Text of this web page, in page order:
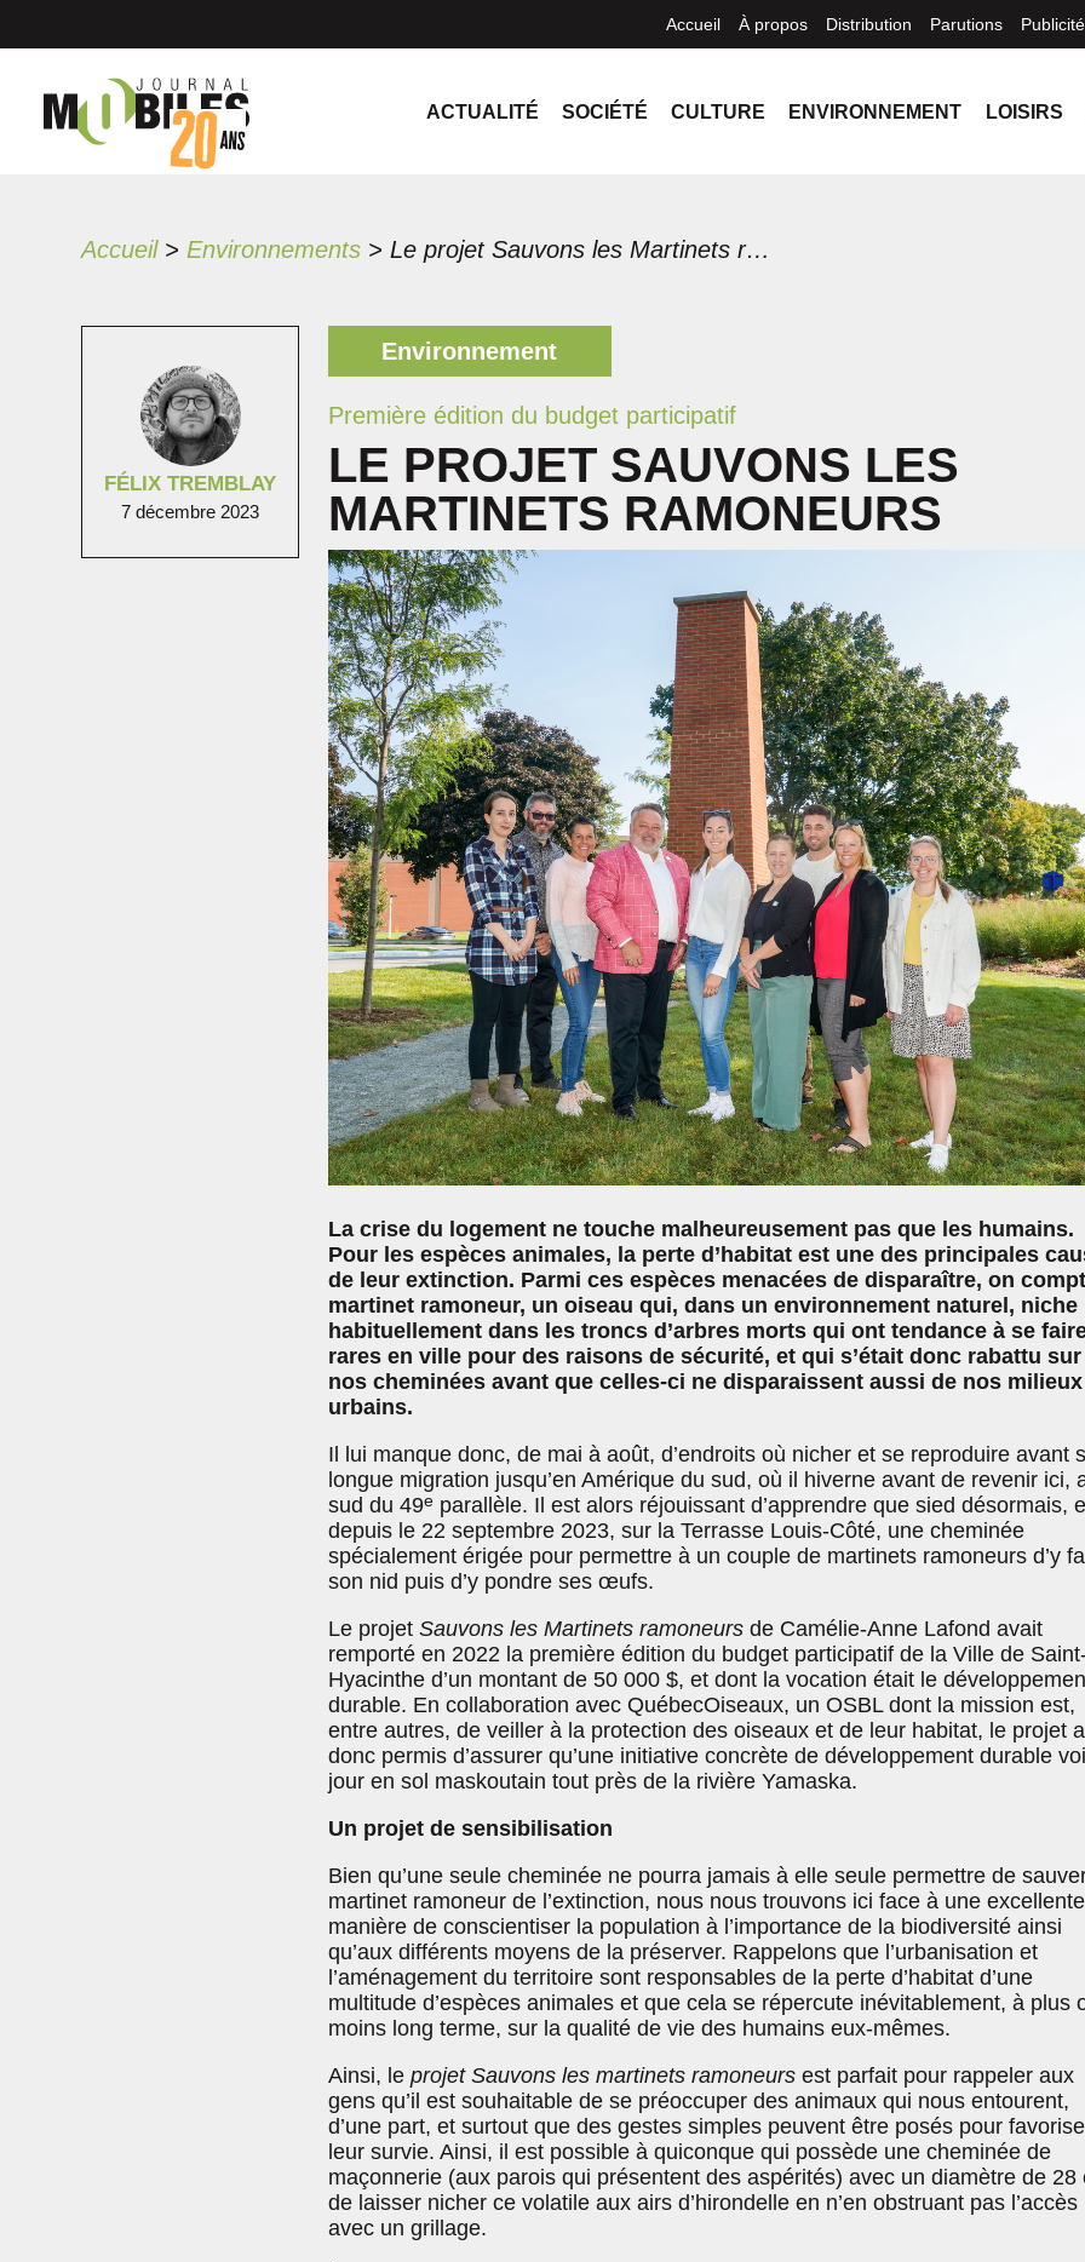
Accueil À propos Distribution Parutions Publicité
ACTUALITÉ SOCIÉTÉ CULTURE ENVIRONNEMENT LOISIRS
Accueil> Environnements > Le projet Sauvons les Martinets ramoneurs
FÉLIX TREMBLAY
7 décembre 2023
Environnement
Première édition du budget participatif
LE PROJET SAUVONS LES
MARTINETS RAMONEURS
La crise du logement ne touche malheureusement pas que les humains.
Pour les espèces animales, la perte d’habitat est une des principales
de leur extinction. Parmi ces espèces menacées de disparaître, on
martinet ramoneur, un oiseau qui, dans un environnement naturel, niche
habituellement dans les troncs d’arbres morts qui ont tendance à se
rares en ville pour des raisons de sécurité, et qui s’était donc rabattu sur
nos cheminées avant que celles-ci ne disparaissent aussi de nos milieux
urbains.
Il lui manque donc, de mai à août, d’endroits où nicher et se reproduire avant
longue migration jusqu’en Amérique du sud, où il hiverne avant de revenir ici,
sud du 49eparallèle. Il est alors réjouissant d’apprendre que sied désormais,
depuis le 22 septembre 2023, sur la Terrasse Louis-Côté, une cheminée
spécialement érigée pour permettre à un couple de martinets ramoneurs d’y
son nid puis d’y pondre ses œufs.
Le projet Sauvons les Martinets ramoneursde Camélie-Anne Lafond avait
remporté en 2022 la première édition du budget participatif de la Ville de
Hyacinthe d’un montant de 50 000 $, et dont la vocation était le
durable. En collaboration avec QuébecOiseaux, un OSBL dont la mission est,
entre autres, de veiller à la protection des oiseaux et de leur habitat, le projet a
donc permis d’assurer qu’une initiative concrète de développement durable
jour en sol maskoutain tout près de la rivière Yamaska.
Un projet de sensibilisation
Bien qu’une seule cheminée ne pourra jamais à elle seule permettre de
martinet ramoneur de l’extinction, nous nous trouvons ici face à une excellente
manière de conscientiser la population à l’importance de la biodiversité ainsi
qu’aux différents moyens de la préserver. Rappelons que l’urbanisation et
l’aménagement du territoire sont responsables de la perte d’habitat d’une
multitude d’espèces animales et que cela se répercute inévitablement, à plus
moins long terme, sur la qualité de vie des humains eux-mêmes.
Ainsi, le projet Sauvons les martinets ramoneursest parfait pour rappeler aux
gens qu’il est souhaitable de se préoccuper des animaux qui nous entourent,
d’une part, et surtout que des gestes simples peuvent être posés pour
leur survie. Ainsi, il est possible à quiconque qui possède une cheminée de
maçonnerie (aux parois qui présentent des aspérités) avec un diamètre de 28
de laisser nicher ce volatile aux airs d’hirondelle en n’en obstruant pas l’accès
avec un grillage.